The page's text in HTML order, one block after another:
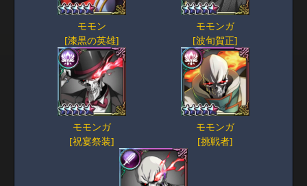
モモン
[漆黒の英雄]
モモンガ
[波旬賀正]
モモンガ
[祝宴祭装]
モモンガ
[挑戦者]